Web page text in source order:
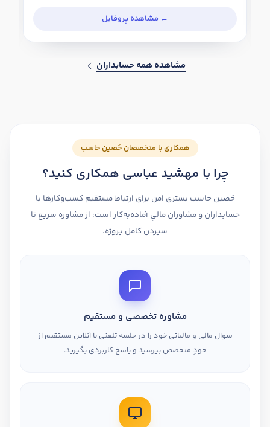
مشاهده همه حسابداران
همکاری با متخصصان حَصین حاسب
چرا با مهشید عباسی همکاری کنید؟
حَصین حاسب بستری امن برای ارتباط مستقیم کسب‌وکارها با
حسابداران و مشاوران مالیِ آماده‌به‌کار است؛ از مشاوره سریع تا
سپردن کامل پروژه.
مشاوره تخصصی و مستقیم
سوال مالی و مالیاتی خود را در جلسه تلفنی یا آنلاین مستقیم از
خودِ متخصص بپرسید و پاسخ کاربردی بگیرید.